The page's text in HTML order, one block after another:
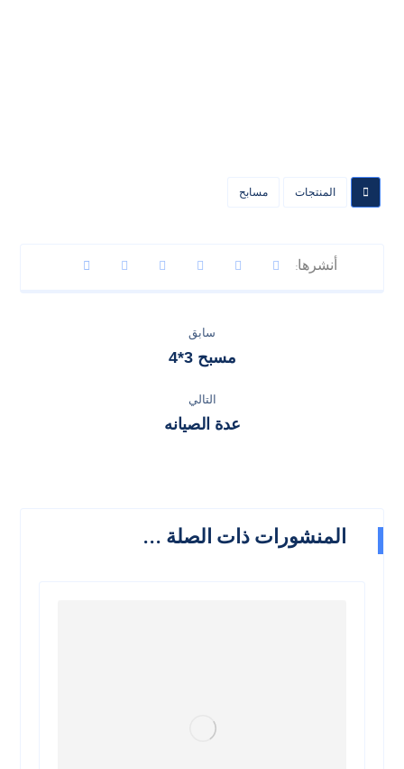
المنتجات مسابح
سابق
مسبح 3*4
التالي
عدة الصيانه
المنشورات ذات الصلة ...